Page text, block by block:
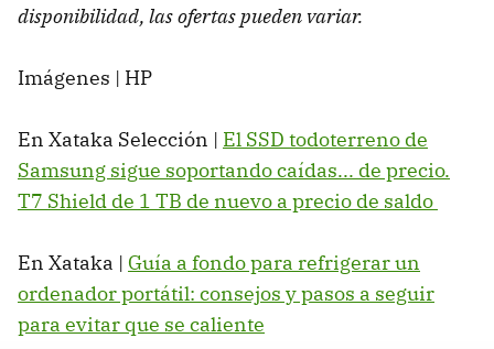
disponibilidad, las ofertas pueden variar.
Imágenes | HP
En Xataka Selección | El SSD todoterreno de
Samsung sigue soportando caídas... de precio.
T7 Shield de 1 TB de nuevo a precio de saldo
En Xataka | Guía a fondo para refrigerar un
ordenador portátil: consejos y pasos a seguir
para evitar que se caliente